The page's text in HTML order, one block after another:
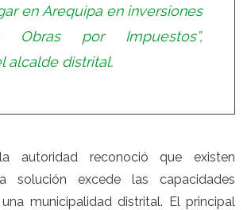
en Arequipa en inversiones
Obras por Impuestos”,
alcalde distrital.
autoridad reconoció que existen
solución excede las capacidades
municipalidad distrital. El principal